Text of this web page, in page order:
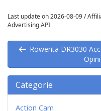
Last update on 2026-08-09 /
Advertising API
Rowenta DR3030
Categorie
Action Cam